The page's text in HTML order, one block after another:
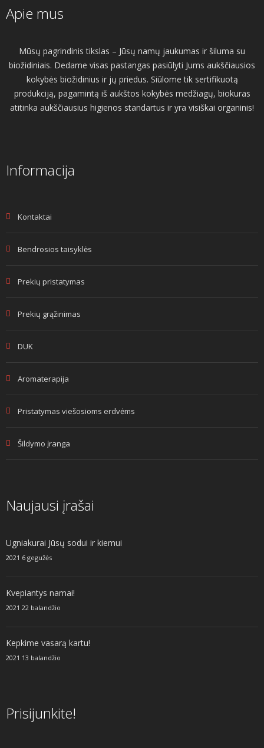
Apie mus
Mūsų pagrindinis tikslas – Jūsų namų jaukumas ir šiluma su
biožidiniais. Dedame visas pastangas pasiūlyti Jums aukščiausios
kokybės biožidinius ir jų priedus. Siūlome tik sertifikuotą
produkciją, pagamintą iš aukštos kokybės medžiagų, biokuras
atitinka aukščiausius higienos standartus ir yra visiškai organinis!
Informacija
Kontaktai
Bendrosios taisyklės
Prekių pristatymas
Prekių grąžinimas
DUK
Aromaterapija
Pristatymas viešosioms erdvėms
Šildymo įranga
Naujausi įrašai
Ugniakurai Jūsų sodui ir kiemui
2021 6 gegužės
Kvepiantys namai!
2021 22 balandžio
Kepkime vasarą kartu!
2021 13 balandžio
Prisijunkite!